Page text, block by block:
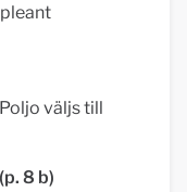
väljs till
8 b)